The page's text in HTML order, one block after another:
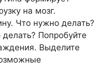
на мозг.
Что нужно делать?
Попробуйте
Выделите